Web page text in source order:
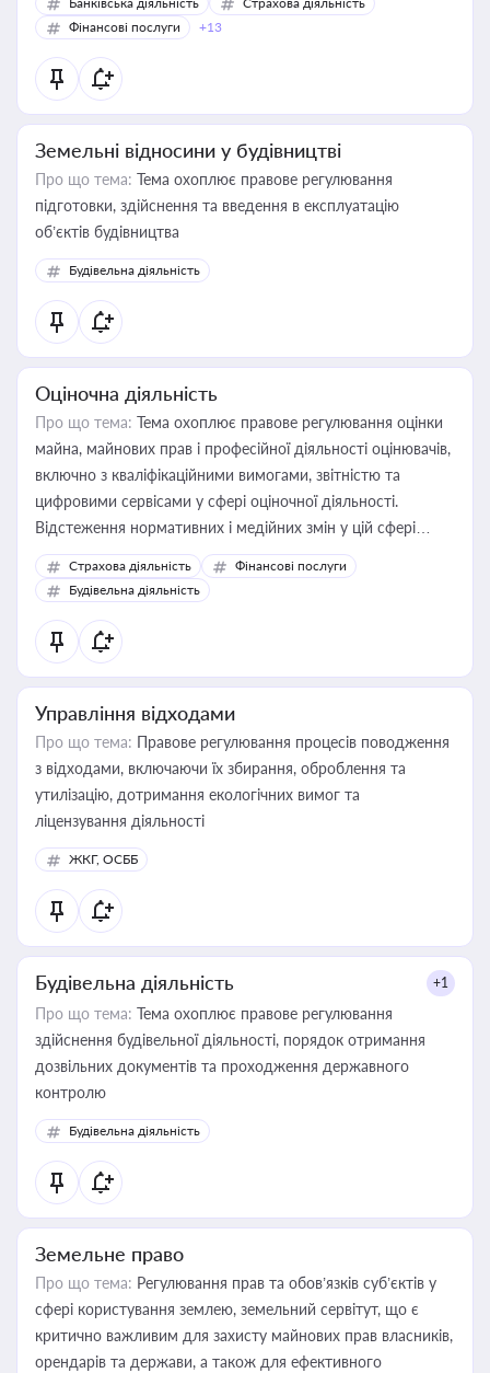
Фінансові послуги
+13
Земельні відносини у будівництві
Про що тема: Тема охоплює правове регулювання
підготовки, здійснення та введення в експлуатацію
об’єктів будівництва
Будівельна діяльність
Оціночна діяльність
Про що тема: Тема охоплює правове регулювання оцінки
майна, майнових прав і професійної діяльності оцінювачів,
включно з кваліфікаційними вимогами, звітністю та
цифровими сервісами у сфері оціночної діяльності.
Відстеження нормативних і медійних змін у цій сфері
корисне для власника бізнесу, керівника, юриста або
бухгалтера під час оподаткування, приватизації, оренди
державного майна, корпоративних угод і перевірки
статусу суб'єктів оціночної діяльності
Страхова діяльність
Фінансові послуги
Будівельна діяльність
Управління відходами
Про що тема: Правове регулювання процесів поводження
з відходами, включаючи їх збирання, оброблення та
утилізацію, дотримання екологічних вимог та
ліцензування діяльності
ЖКГ, ОСББ
Будівельна діяльність +1
Про що тема: Тема охоплює правове регулювання
здійснення будівельної діяльності, порядок отримання
дозвільних документів та проходження державного
контролю
Будівельна діяльність
Земельне право
Про що тема: Регулювання прав та обов’язків суб’єктів у
сфері користування землею, земельний сервітут, що є
критично важливим для захисту майнових прав власників,
орендарів та держави, а також для ефективного